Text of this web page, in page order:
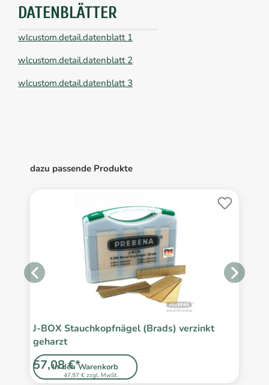
DATENBLÄTTER
wlcustom.detail.datenblatt 1
wlcustom.detail.datenblatt 2
wlcustom.detail.datenblatt 3
dazu passende Produkte
J-BOX Stauchkopfnägel (Brads) verzinkt
geharzt
In den Warenkorb
47,97 € zzgl. MwSt.
57,08 €*